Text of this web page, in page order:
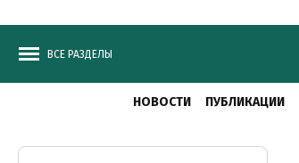
ВСЕ РАЗДЕЛЫ
НОВОСТИ ПУБЛИКАЦИИ